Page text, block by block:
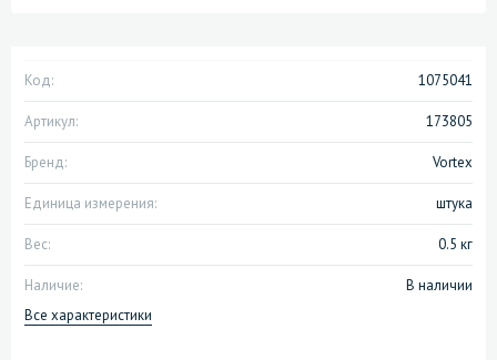
Код: 1075041
Артикул: 173805
Бренд: Vortex
Единица измерения: штука
Вес: 0.5 кг
Наличие:
В наличии
Все характеристики